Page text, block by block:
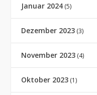
Januar 2024 (5)
Dezember 2023 (3)
November 2023 (4)
Oktober 2023 (1)